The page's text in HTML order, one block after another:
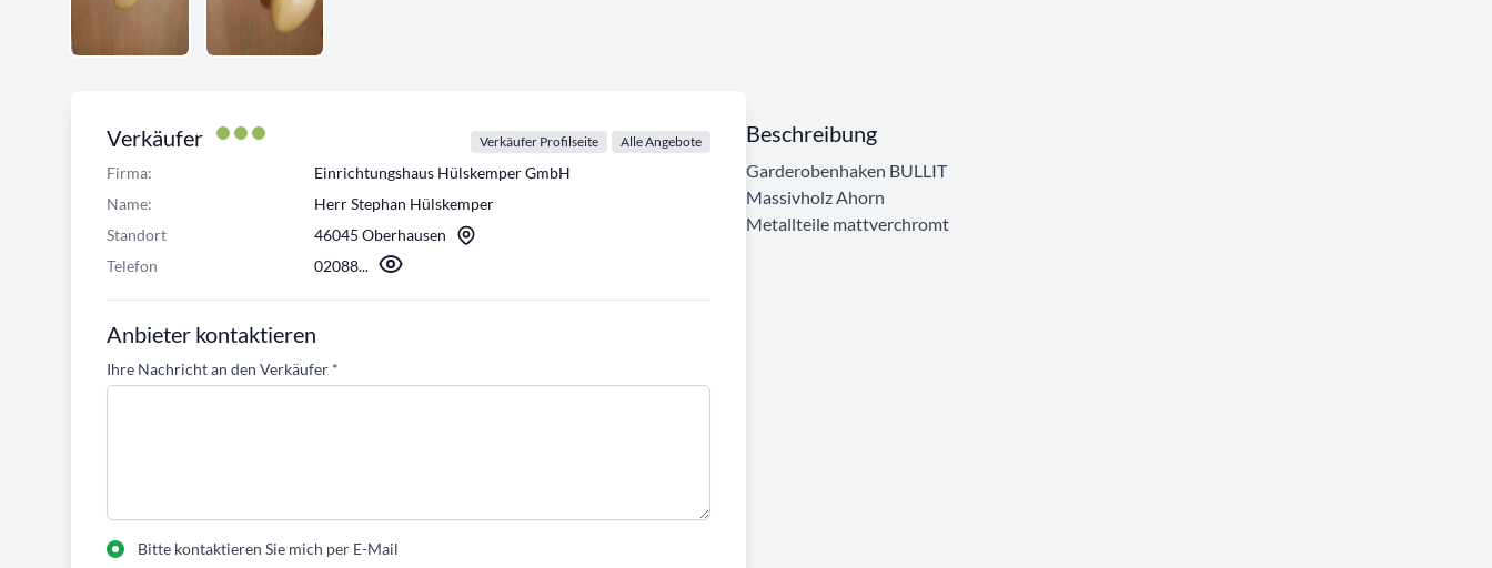
Verkäufer Verkäufer Profilseite Alle Angebote
Firma:
Einrichtungshaus Hülskemper GmbH
Name:
Herr Stephan Hülskemper
Standort
46045 Oberhausen
Telefon
02088...
Anbieter kontaktieren
Ihre Nachricht an den Verkäufer *
Bitte kontaktieren Sie mich per E-Mail
Beschreibung
Garderobenhaken BULLIT
Massivholz Ahorn
Metallteile mattverchromt